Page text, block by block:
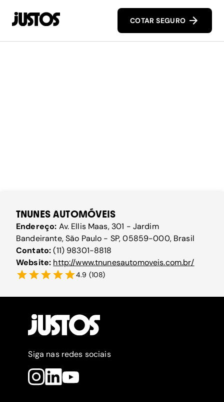
COTAR SEGURO
TNUNES AUTOMÓVEIS
Endereço: Av. Ellis Maas, 301 - Jardim
Bandeirante, São Paulo - SP, 05859-000, Brasil
Contato:(11) 98301-8818
Website: http://www.tnunesautomoveis.com.br/
4.9 (108)
Siga nas redes sociais